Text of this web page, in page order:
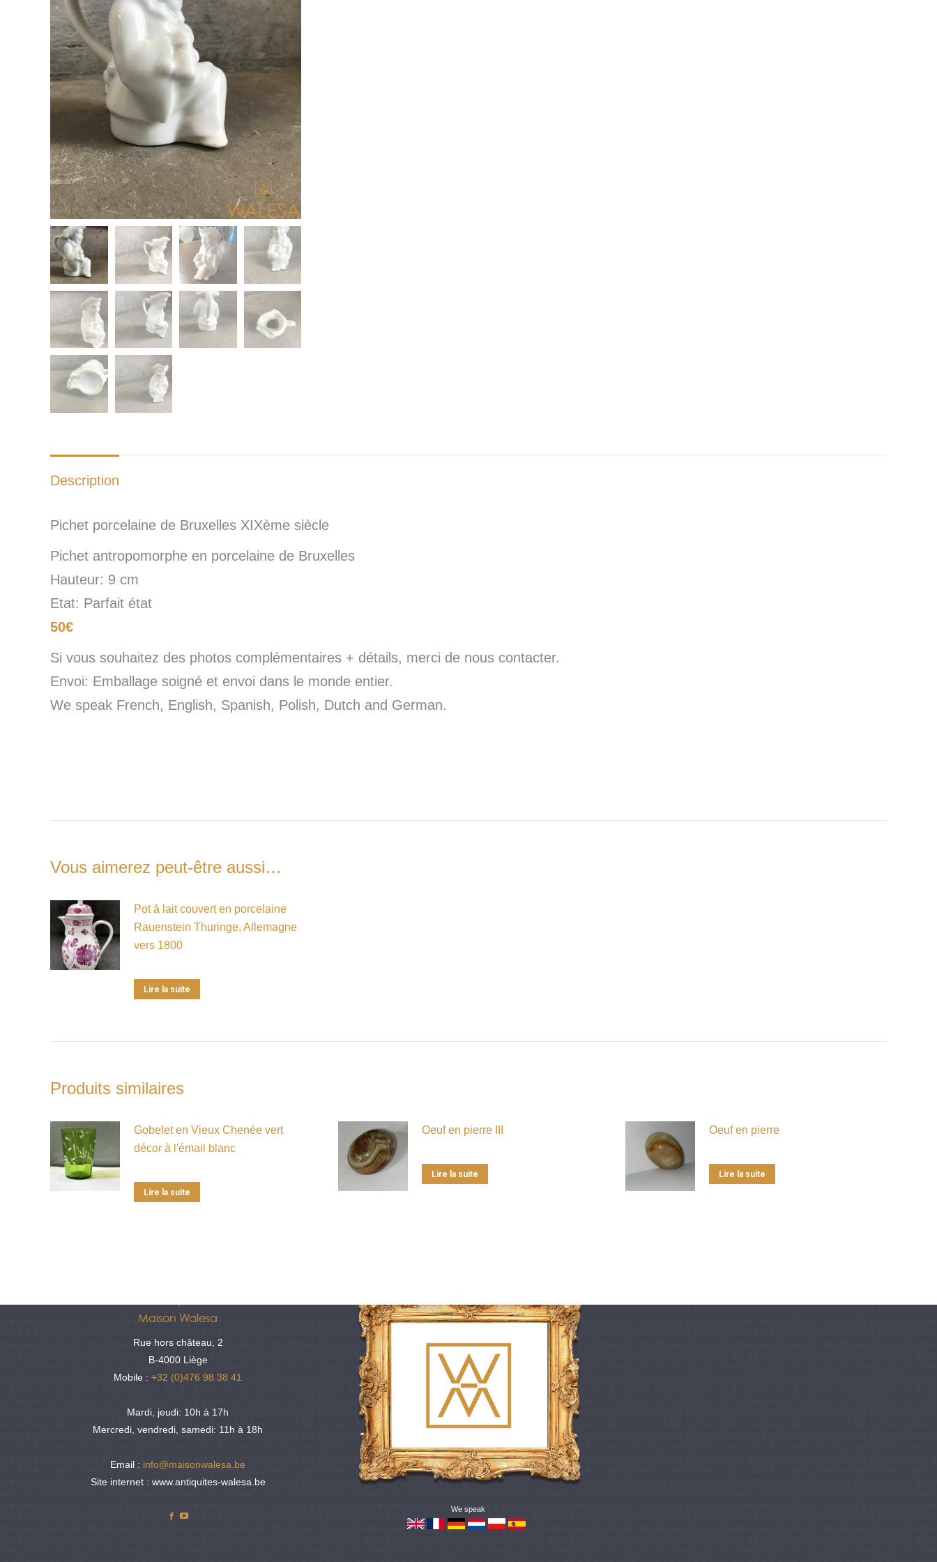
Description
Pichet porcelaine de Bruxelles XIXème siècle
Pichet antropomorphe en porcelaine de Bruxelles
Hauteur: 9 cm
Etat: Parfait état
50€
Si vous souhaitez des photos complémentaires + détails, merci de nous contacter.
Envoi: Emballage soigné et envoi dans le monde entier.
We speak French, English, Spanish, Polish, Dutch and German.
Vous aimerez peut-être aussi…
Pot à lait couvert en porcelaine
Rauenstein Thuringe, Allemagne
vers 1800
Lire la suite
Produits similaires
Gobelet en Vieux Chenée vert
décor à l'émail blanc
Lire la suite
Oeuf en pierre III
Lire la suite
Oeuf en pierre
Lire la suite
Maison Walesa
Rue hors château, 2
B-4000 Liège
Mobile :+32 (0)476 98 38 41
Mardi, jeudi: 10h à 17h
Mercredi, vendredi, samedi: 11h à 18h
Email : info@maisonwalesa.be
Site internet : www.antiquites-walesa.be
Facebook
We speak